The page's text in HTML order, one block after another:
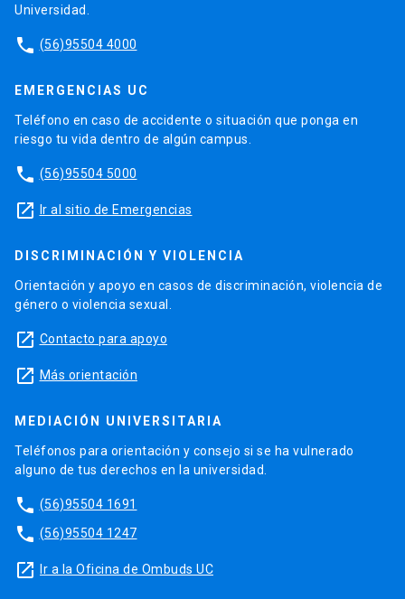
Universidad.
phone (56)95504 4000
EMERGENCIAS UC
Teléfono en caso de accidente o situación que ponga en
riesgo tu vida dentro de algún campus.
phone (56)95504 5000
launch Ir al sitio de Emergencias
DISCRIMINACIÓN Y VIOLENCIA
Orientación y apoyo en casos de discriminación, violencia de
género o violencia sexual.
launch Contacto para apoyo
launch Más orientación
MEDIACIÓN UNIVERSITARIA
Teléfonos para orientación y consejo si se ha vulnerado
alguno de tus derechos en la universidad.
phone (56)95504 1691
phone (56)95504 1247
launch Ir a la Oficina de Ombuds UC